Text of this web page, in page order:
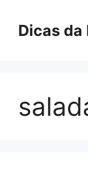
contentDicas da